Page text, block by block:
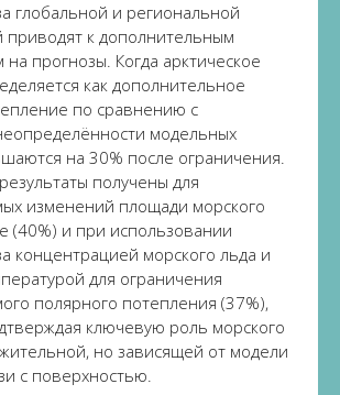
глобальной и региональной
приводят к дополнительным
на прогнозы. Когда арктическое
как дополнительное
по сравнению с
ённости модельных
на 30% после ограничения.
получены для
изменений площади морского
(40%) и при использовании
концентрацией морского льда и
для ограничения
полярного потепления (37%),
ключевую роль морского
й, но зависящей от модели
и с поверхностью.